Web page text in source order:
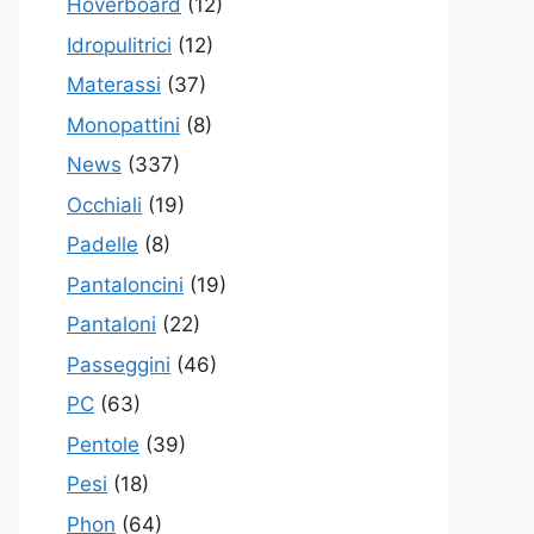
Hoverboard (12)
Idropulitrici (12)
Materassi (37)
Monopattini (8)
News (337)
Occhiali (19)
Padelle (8)
Pantaloncini (19)
Pantaloni (22)
Passeggini (46)
PC (63)
Pentole (39)
Pesi (18)
Phon (64)